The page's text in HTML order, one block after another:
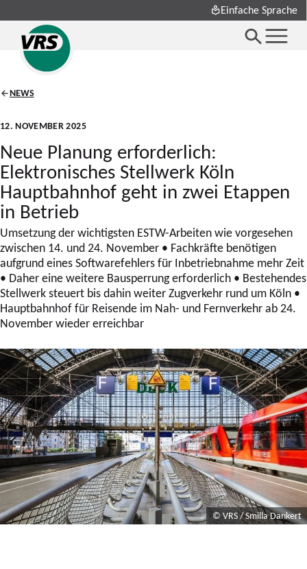
Einfache Sprache
NEWS
12. NOVEMBER 2025
Neue Planung erforderlich:
Elektronisches Stellwerk Köln
Hauptbahnhof geht in zwei Etappen
in Betrieb
Umsetzung der wichtigsten ESTW-Arbeiten wie vorgesehen
zwischen 14. und 24. November • Fachkräfte benötigen
aufgrund eines Softwarefehlers für Inbetriebnahme mehr Zeit
• Daher eine weitere Bausperrung erforderlich • Bestehendes
Stellwerk steuert bis dahin weiter Zugverkehr rund um Köln •
Hauptbahnhof für Reisende im Nah- und Fernverkehr ab 24.
November wieder erreichbar
© VRS / Smilla Dankert